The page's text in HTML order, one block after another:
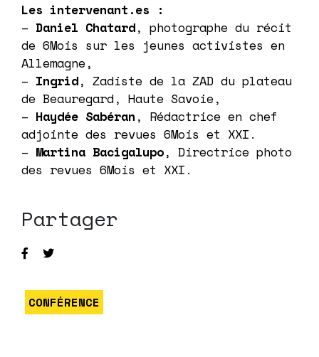
Les intervenant.es :
– Daniel Chatard, photographe du récit
de 6Mois sur les jeunes activistes en
Allemagne,
– Ingrid, Zadiste de la ZAD du plateau
de Beauregard, Haute Savoie,
– Haydée Sabéran , Rédactrice en chef
adjointe des revues 6Mois et XXI.
– Martina Bacigalupo, Directrice photo
des revues 6Mois et XXI.
Partager
CONFÉRENCE